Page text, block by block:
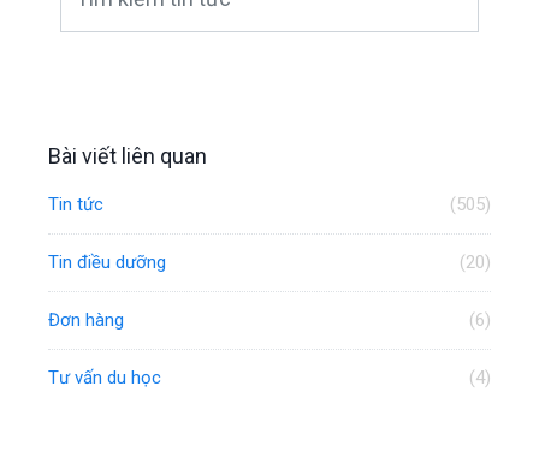
Bài viết liên quan
Tin tức (505)
Tin điều dưỡng (20)
Đơn hàng (6)
Tư vấn du học (4)